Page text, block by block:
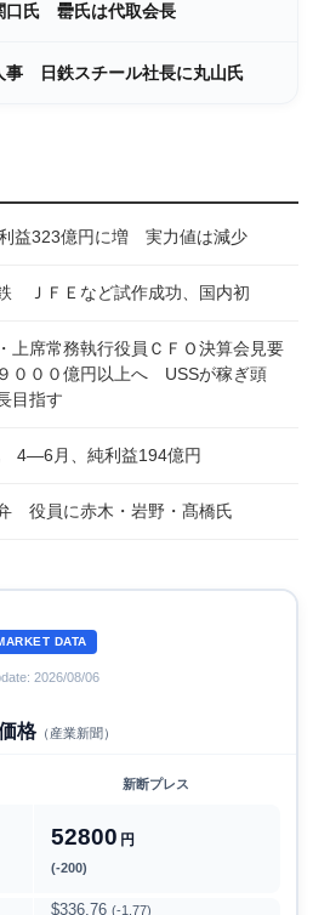
口氏 罍氏は代取会長
事 日鉄スチール社長に丸山氏
益323億円に増 実力値は減少
ＪＦＥなど試作成功、国内初
上席常務執行役員ＣＦＯ決算会見要
０００億円以上へ USSが稼ぎ頭
目指す
4―6月、純利益194億円
役員に赤木・岩野・髙橋氏
DATA
2026/08/06
格（産業新聞）
新断プレス
52800 円
(-200)
$336.76 (-1.77)